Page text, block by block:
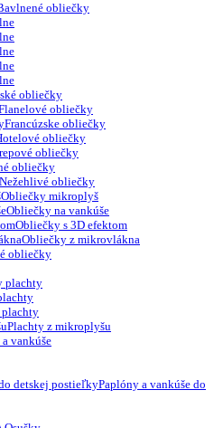
obliečky
obliečky
obliečky
Francúzske obliečky
obliečky
obliečky
obliečky
Nežehlivé obliečky
Obliečky mikroplyš
Obliečky na vankúše
Obliečky s 3D efektom
Obliečky z mikrovlákna
obliečky
plachty
plachty
Plachty z mikroplyšu
vankúše
Paplóny a vankúše do